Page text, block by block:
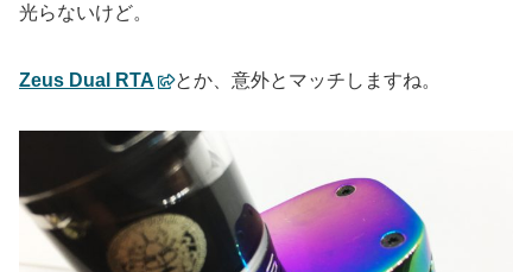
光らないけど。
Zeus Dual RTA とか、意外とマッチしますね。